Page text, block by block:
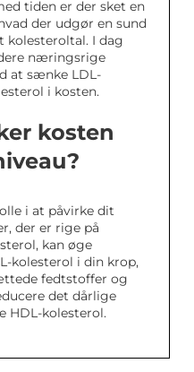
tiden er der sket en
der udgør en sund
kolesteroltal. I dag
næringsrige
at sænke LDL-
i kosten.
kosten
i at påvirke dit
der er rige på
kan øge
kolesterol i din krop,
fedtstoffer og
det dårlige
HDL-kolesterol.